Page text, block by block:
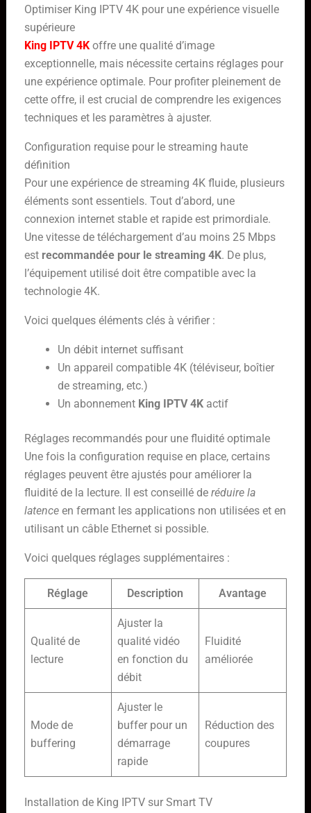
Optimiser King IPTV 4K pour une expérience visuelle
supérieure
King IPTV 4Koffre une qualité d’image
exceptionnelle, mais nécessite certains réglages pour
une expérience optimale. Pour profiter pleinement de
cette offre, il est crucial de comprendre les exigences
techniques et les paramètres à ajuster.
Configuration requise pour le streaming haute
définition
Pour une expérience de streaming 4K fluide, plusieurs
éléments sont essentiels. Tout d’abord, une
connexion internet stable et rapide est primordiale.
Une vitesse de téléchargement d’au moins 25 Mbps
est recommandée pour le streaming 4K. De plus,
l’équipement utilisé doit être compatible avec la
technologie 4K.
Voici quelques éléments clés à vérifier :
Un débit internet suffisant
Un appareil compatible 4K (téléviseur, boîtier
de streaming, etc.)
Un abonnement King IPTV 4Kactif
Réglages recommandés pour une fluidité optimale
Une fois la configuration requise en place, certains
réglages peuvent être ajustés pour améliorer la
fluidité de la lecture. Il est conseillé de réduire la
latenceen fermant les applications non utilisées et en
utilisant un câble Ethernet si possible.
Voici quelques réglages supplémentaires :
Réglage Description Avantage
Qualité de
lecture
Ajuster la
qualité vidéo
en fonction du
débit
Fluidité
améliorée
Mode de
buffering
Ajuster le
buffer pour un
démarrage
rapide
Réduction des
coupures
Installation de King IPTV sur Smart TV